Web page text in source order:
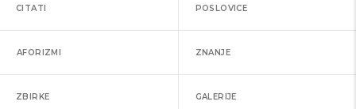
CITATI POSLOVICE
AFORIZMI ZNANJE
ZBIRKE GALERIJE